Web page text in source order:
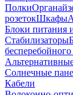
Полки
розетокШкафы
Блоки питания
Стабилизаторы
Солнечные
Кабели